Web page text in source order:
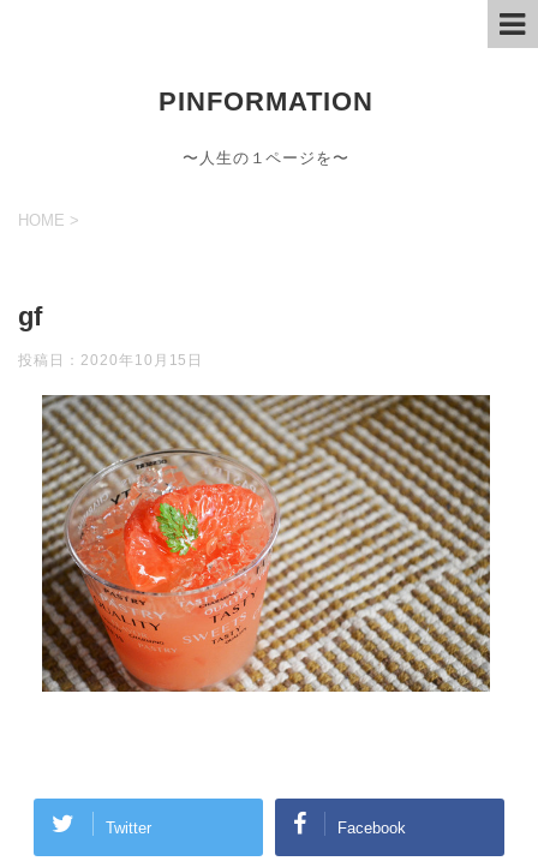
PINFORMATION
〜人生の１ページを〜
HOME >
gf
投稿日： 2020年10月15日
Twitter Facebook